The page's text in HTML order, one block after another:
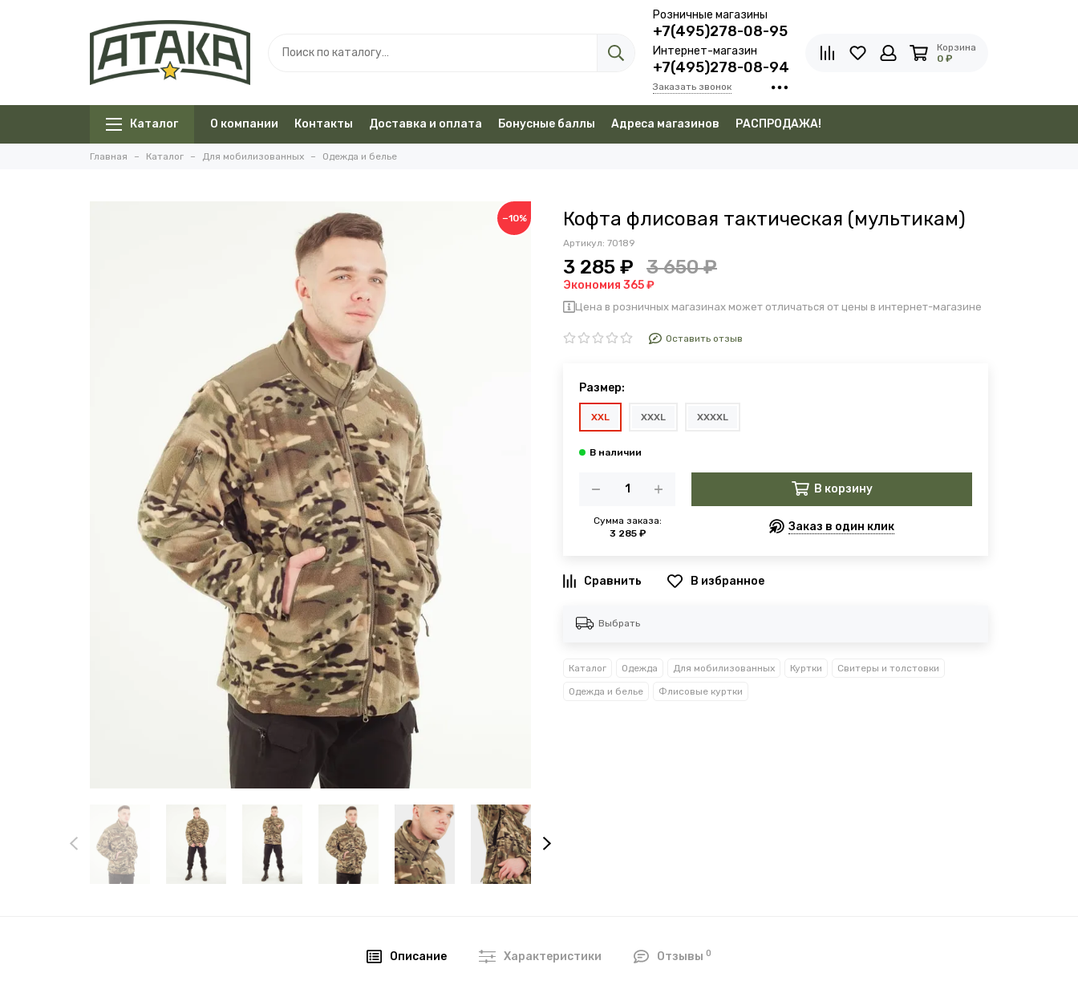
Розничные магазины
+7(495)278-08-95
Интернет-магазин
+7(495)278-08-94
Заказать звонок
Корзина
0 ₽
Каталог О компании Контакты Доставка и оплата Бонусные баллы Адреса магазинов РАСПРОДАЖА!
Главная Каталог Для мобилизованных Одежда и белье
−10% Кофта флисовая тактическая (мультикам)
Артикул: 70189
3 285 ₽ 3 650 ₽
Экономия 365 ₽
Цена в розничных магазинах может отличаться от цены в интернет-магазине
Оставить отзыв
Размер:
XXL XXXL XXXXL
Сумма заказа:
3 285 ₽
В корзину
Заказ в один клик
В избранное
Выбрать
Каталог Одежда Для мобилизованных Куртки Свитеры и толстовки
Одежда и белье Флисовые куртки
Описание Характеристики Отзывы 0